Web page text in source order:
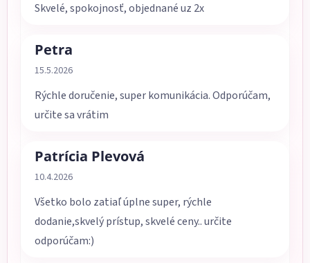
Skvelé, spokojnosť, objednané uz 2x
Petra
Hodnotenie obchodu je 5 z 5 hviezdičiek.
15.5.2026
Rýchle doručenie, super komunikácia. Odporúčam,
určite sa vrátim
Patrícia Plevová
Hodnotenie obchodu je 5 z 5 hviezdičiek.
10.4.2026
Všetko bolo zatiaľ úplne super, rýchle
dodanie,skvelý prístup, skvelé ceny.. určite
odporúčam:)